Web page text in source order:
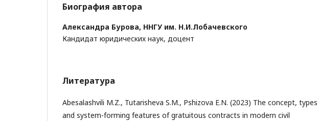
Биография автора
Александра Бурова, ННГУ им. Н.И.Лобачевского
Кандидат юридических наук, доцент
Литература
Abesalashvili M.Z., Tutarisheva S.M., Pshizova E.N. (2023) The concept, types
and system-forming features of gratuitous contracts in modern civil